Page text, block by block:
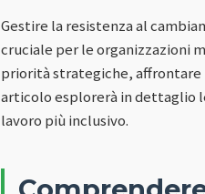
Gestire la resistenza al
cruciale per le organizzazioni
priorità strategiche, affrontare
articolo esplorerà in dettaglio
lavoro più inclusivo.